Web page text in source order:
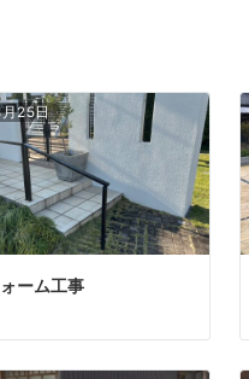
25日
ーム工事